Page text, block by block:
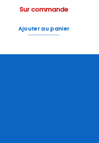
Sur commande
Ajouter au panier